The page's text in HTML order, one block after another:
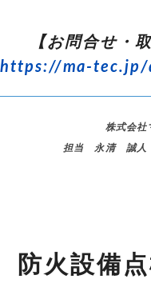
【お問合せ・
https://ma-
株式会社
担当 永清 誠人
防火設備